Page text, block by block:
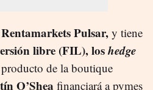
Rentamarkets Pulsar, y tiene
libre (FIL), loshedge
de la boutique
O’Shea financiará a pymes